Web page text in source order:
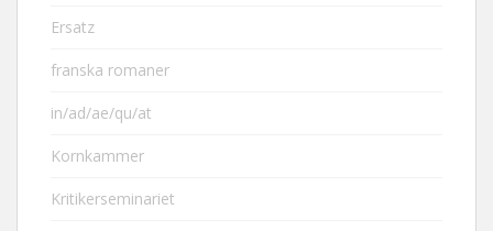
Ersatz
franska romaner
in/ad/ae/qu/at
Kornkammer
Kritikerseminariet